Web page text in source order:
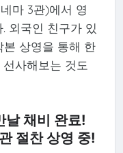
마 3관)에서 영
외국인 친구가 있
본 상영을 통해 한
사해보는 것도
날 채비 완료!
절찬 상영 중!